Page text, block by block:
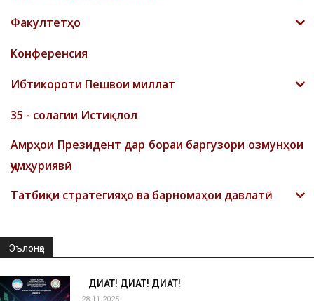
Факултетҳо
Конференсия
Ибтикороти Пешвои миллат
35 - солагии Истиқлол
Амрҳои Президент дар бораи баргузори озмунҳои
ҷумҳуриявӣ
Татбиқи стратегияҳо ва барномаҳои давлатӣ
Эълонҳо
ДИҚҚАТ! ДИҚҚАТ! ДИҚҚАТ!
28.11.2025